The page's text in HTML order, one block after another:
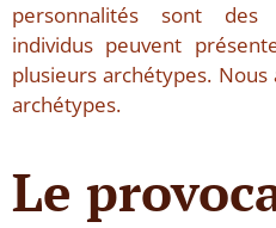
personnalités sont des
individus peuvent
plusieurs archétypes.
archétypes.
Le